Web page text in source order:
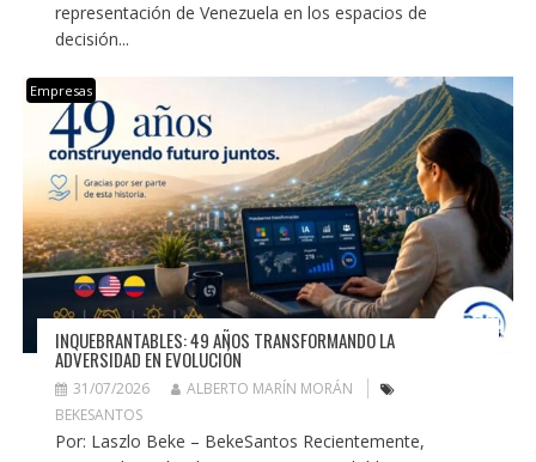
representación de Venezuela en los espacios de
decisión...
Empresas
INQUEBRANTABLES: 49 AÑOS TRANSFORMANDO LA
ADVERSIDAD EN EVOLUCIÓN
31/07/2026
ALBERTO MARÍN MORÁN
BEKESANTOS
Por: Laszlo Beke – BekeSantos Recientemente,